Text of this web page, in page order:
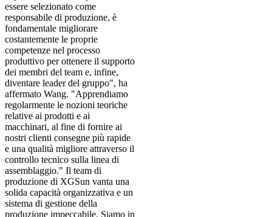
essere selezionato come
responsabile di produzione, è
fondamentale migliorare
costantemente le proprie
competenze nel processo
produttivo per ottenere il supporto
dei membri del team e, infine,
diventare leader del gruppo", ha
affermato Wang. "Apprendiamo
regolarmente le nozioni teoriche
relative ai prodotti e ai
macchinari, al fine di fornire ai
nostri clienti consegne più rapide
e una qualità migliore attraverso il
controllo tecnico sulla linea di
assemblaggio." Il team di
produzione di XGSun vanta una
solida capacità organizzativa e un
sistema di gestione della
produzione impeccabile. Siamo in